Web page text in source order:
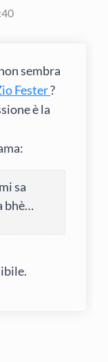
sembra
Fester?
è la
sa
bhè…